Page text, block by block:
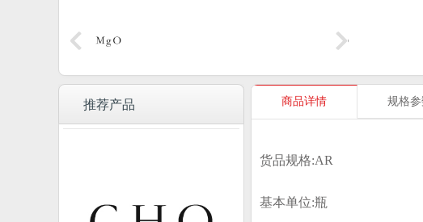
推荐产品 商品详情 规格参
货品规格:AR
基本单位:瓶